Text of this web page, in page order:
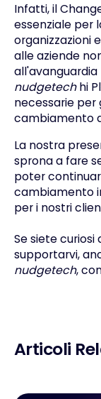
Infatti, il
essenziale per
organizzazioni
alle aziende
nudgetechhi
necessarie
cambiamento
La nostra
sprona a fare
poter
cambiamento
per i nostri
Se siete
supportarvi,
nudgetech,
Articoli